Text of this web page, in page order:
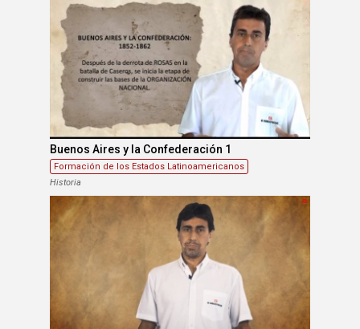
Buenos Aires y la Confederación 1
Formación de los Estados Latinoamericanos
Historia